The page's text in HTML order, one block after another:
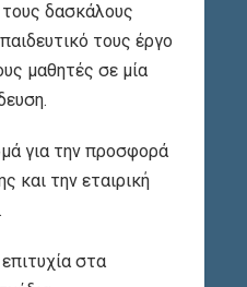
τους δασκάλους
τους έργο
μαθητές σε μία
για την προσφορά
και την εταιρική
στα